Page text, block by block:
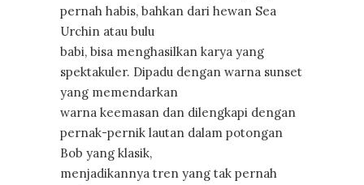
pernah habis, bahkan dari hewan Sea
Urchin atau bulu
babi, bisa menghasilkan karya yang
spektakuler. Dipadu dengan warna sunset
yang memendarkan
warna keemasan dan dilengkapi dengan
pernak-pernik lautan dalam potongan
Bob yang klasik,
menjadikannya tren yang tak pernah